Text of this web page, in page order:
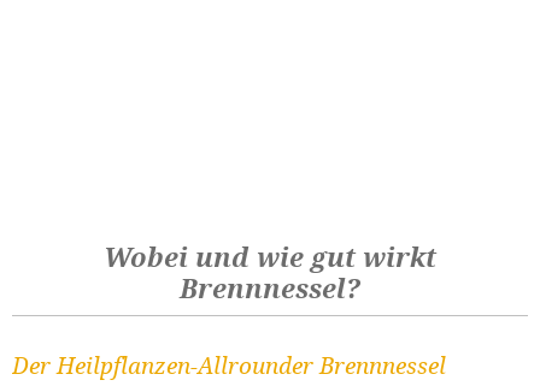
Wobei und wie gut wirkt
Brennnessel?
Der Heilpflanzen-Allrounder Brennnessel